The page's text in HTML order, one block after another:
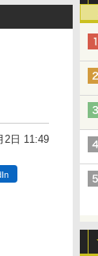
2日 11:49